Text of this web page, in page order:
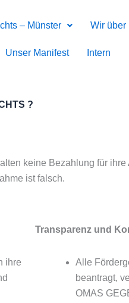
– Münster Wir über
Unser Manifest Intern
?
keine Bezahlung für
ist falsch.
ihre
Transparenz und
Alle
beantragt,
OMAS